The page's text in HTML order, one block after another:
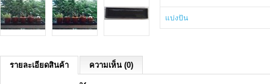
แบ่งปัน
รายละเอียดสินค้า ความเห็น (0)